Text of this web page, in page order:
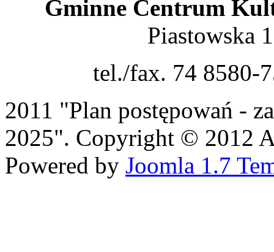
Gminne Centrum
Piastowska
tel./fax. 74 8580-
2011 "Plan postępowań -
2025". Copyright © 2012
Powered by Joomla 1.7